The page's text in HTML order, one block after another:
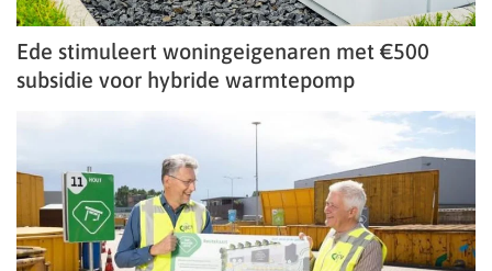
Ede stimuleert woningeigenaren met €500
subsidie voor hybride warmtepomp